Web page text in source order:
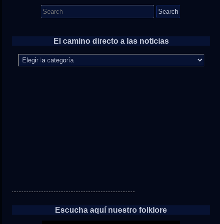
Search
for:
El camino directo a las noticias
camino
Escucha aquí nuestro folklore